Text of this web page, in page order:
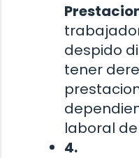
despido
tener
laboral
4.